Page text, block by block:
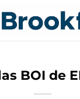
BOI de